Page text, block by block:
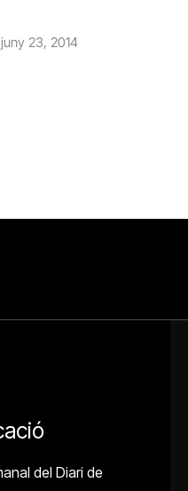
juny 23, 2014